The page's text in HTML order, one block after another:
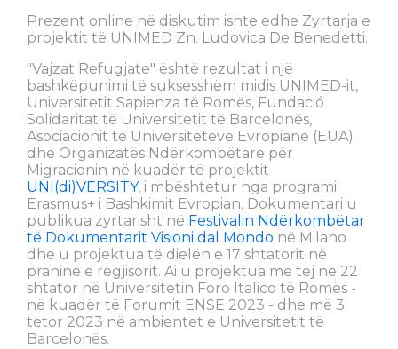
Prezent online në diskutim ishte edhe Zyrtarja e
projektit të UNIMED Zn. Ludovica De Benedetti.
"Vajzat Refugjate" është rezultat i një
bashkëpunimi të suksesshëm midis UNIMED-it,
Universitetit Sapienza të Romës, Fundació
Solidaritat të Universitetit të Barcelonës,
Asociacionit të Universiteteve Evropiane (EUA)
dhe Organizatës Ndërkombëtare për
Migracionin në kuadër të projektit
UNI(di)VERSITY, i mbështetur nga programi
Erasmus+ i Bashkimit Evropian. Dokumentari u
publikua zyrtarisht në Festivalin Ndërkombëtar
të Dokumentarit Visioni dal Mondo në Milano
dhe u projektua të dielën e 17 shtatorit në
praninë e regjisorit. Ai u projektua më tej në 22
shtator në Universitetin Foro Italico të Romës -
në kuadër të Forumit ENSE 2023 - dhe më 3
tetor 2023 në ambientet e Universitetit të
Barcelonës.